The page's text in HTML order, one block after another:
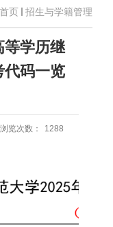
首页 招生与学籍管理
等学历继
代码一览
浏览次数： 1288